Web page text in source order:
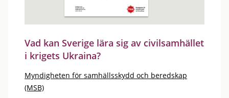
Vad kan Sverige lära sig av civilsamhället
i krigets Ukraina?
Myndigheten för samhällsskydd och beredskap
(MSB)